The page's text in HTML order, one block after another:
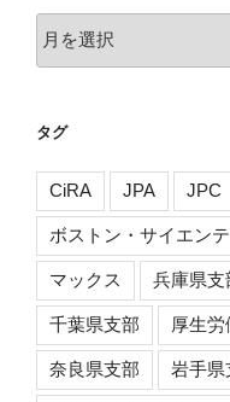
ー
ブ
タグ
CiRA JPA JPC
ボストン・サイエン
マックス 兵庫県支
千葉県支部 厚生労
奈良県支部 岩手県